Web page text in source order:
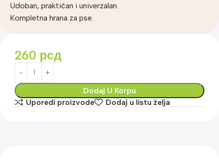
Udoban, praktičan i univerzalan.
Kompletna hrana za pse.
260 рсд
Dodaj U Korpu
Uporedi proizvode
Dodaj u listu želja